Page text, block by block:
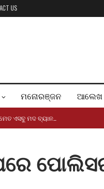
US
ମନୋରଞ୍ଜନ ଆଲେଖ
ସମେତ ଏସବୁ ମଦ ବ୍ୟାନ…